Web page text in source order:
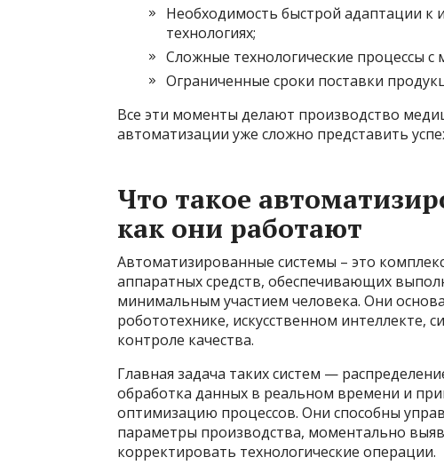
Необходимость быстрой адаптации к
технологиях;
Сложные технологические процессы
Ограниченные сроки поставки
Все эти моменты делают производство
автоматизации уже сложно представить
Что такое
как они работают
Автоматизированные системы – это
аппаратных средств, обеспечивающих
минимальным участием человека. Они
робототехнике, искусственном интеллекте,
контроле качества.
Главная задача таких систем —
обработка данных в реальном времени и
оптимизацию процессов. Они способны
параметры производства, моментально
корректировать технологические операции.